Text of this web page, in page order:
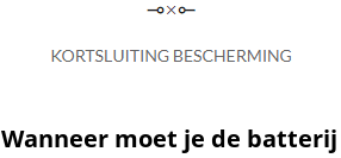
Wanneer moet je de batterij